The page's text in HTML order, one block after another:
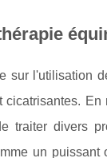
sur l'utilisation
cicatrisantes.
traiter divers
un